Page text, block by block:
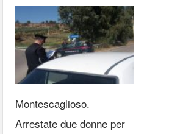
Montescaglioso.
Arrestate due donne per